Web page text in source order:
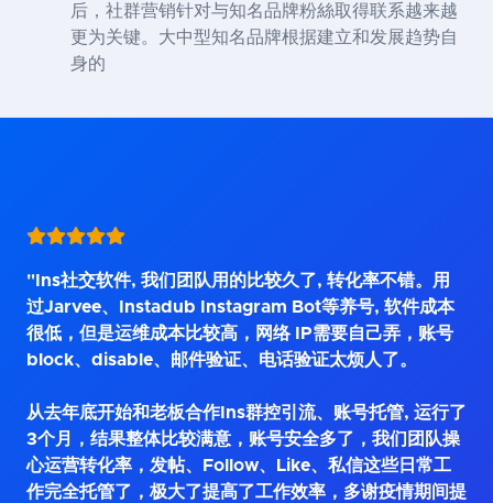
后，社群营销针对与知名品牌粉絲取得联系越来越
更为关键。大中型知名品牌根据建立和发展趋势自
身的
"Ins社交软件, 我们团队用的比较久了, 转化率不错。用
过Jarvee、Instadub Instagram Bot等养号, 软件成本
很低，但是运维成本比较高，网络 IP需要自己弄，账号
block、disable、邮件验证、电话验证太烦人了。
从去年底开始和老板合作Ins群控引流、账号托管, 运行了
3个月，结果整体比较满意，账号安全多了，我们团队操
心运营转化率，发帖、Follow、Like、私信这些日常工
作完全托管了，极大了提高了工作效率，多谢疫情期间提